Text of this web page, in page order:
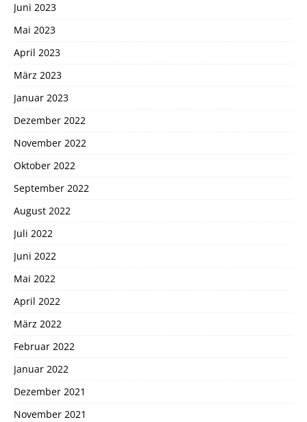
Juni 2023
Mai 2023
April 2023
März 2023
Januar 2023
Dezember 2022
November 2022
Oktober 2022
September 2022
August 2022
Juli 2022
Juni 2022
Mai 2022
April 2022
März 2022
Februar 2022
Januar 2022
Dezember 2021
November 2021